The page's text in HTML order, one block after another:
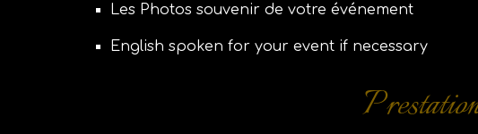
Les Photos souvenir de votre événement
English spoken for your event if necessary